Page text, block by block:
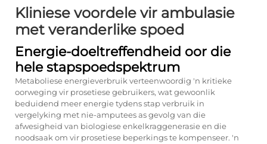
Kliniese voordele vir ambulasie
met veranderlike spoed
Energie-doeltreffendheid oor die
hele stapspoedspektrum
Metaboliese energieverbruik verteenwoordig 'n kritieke
oorweging vir prosetiese gebruikers, wat gewoonlik
beduidend meer energie tydens stap verbruik in
vergelyking met nie-amputees as gevolg van die
afwesigheid van biologiese enkelkraggenerasie en die
noodsaak om vir prosetiese beperkings te kompenseer. 'n